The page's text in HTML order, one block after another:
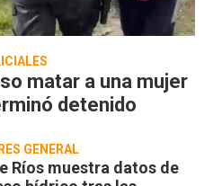
matar a una mujer
detenido
GENERAL
Ríos muestra datos de